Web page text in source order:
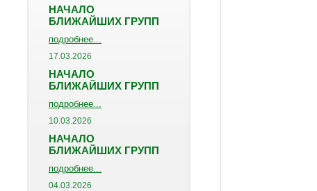
НАЧАЛО
БЛИЖАЙШИХ ГРУПП
подробнее...
17.03.2026
НАЧАЛО
БЛИЖАЙШИХ ГРУПП
подробнее...
10.03.2026
НАЧАЛО
БЛИЖАЙШИХ ГРУПП
подробнее...
04.03.2026